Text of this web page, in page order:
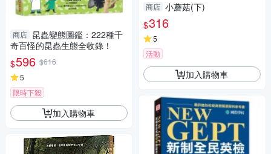
商店 昆蟲變態圖鑑：222種千
奇百怪的昆蟲生態全收錄！
$596 $616
5
限時下殺
加入購物車
商店 小蘑菇(下)
$316
5
活動
加入購物車